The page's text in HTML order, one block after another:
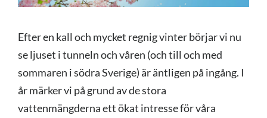
Efter en kall och mycket regnig vinter börjar vi nu
se ljuset i tunneln och våren (och till och med
sommaren i södra Sverige) är äntligen på ingång. I
år märker vi på grund av de stora
vattenmängderna ett ökat intresse för våra